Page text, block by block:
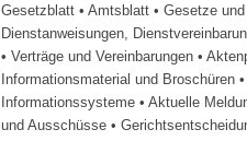
Gesetzblatt • Amtsblatt • Gesetze
Dienstanweisungen,
• Verträge und Vereinbarungen •
Informationsmaterial und Broschüren
Informationssysteme • Aktuelle
und Ausschüsse •